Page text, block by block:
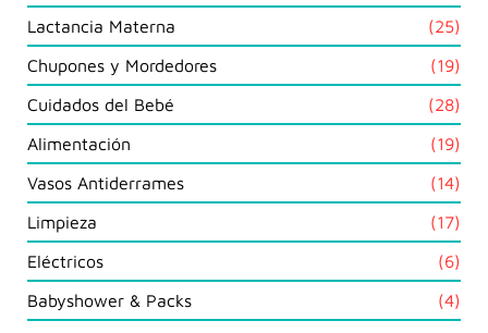
Lactancia Materna 2525
Chupones y Mordedores 1919
Cuidados del Bebé 2828
Alimentación 1919
Vasos Antiderrames 1414
Limpieza 1717
Eléctricos 66
Babyshower & Packs 44